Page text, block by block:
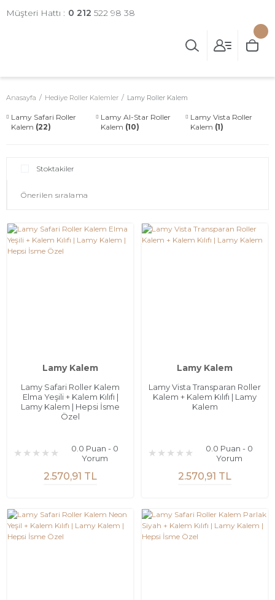
Müşteri Hattı : 0 212 522 98 38
Anasayfa Hediye Roller Kalemler Lamy Roller Kalem
Lamy Safari Roller
Kalem (22)
Lamy Al-Star Roller
Kalem (10)
Lamy Vista Roller
Kalem (1)
Stoktakiler
Lamy Kalem
Lamy Safari Roller Kalem
Elma Yeşili + Kalem Kılıfı |
Lamy Kalem | Hepsi İsme
Özel
0.0 Puan - 0
Yorum
2.570,91 TL
Lamy Kalem
Lamy Vista Transparan Roller
Kalem + Kalem Kılıfı | Lamy
Kalem
0.0 Puan - 0
Yorum
2.570,91 TL